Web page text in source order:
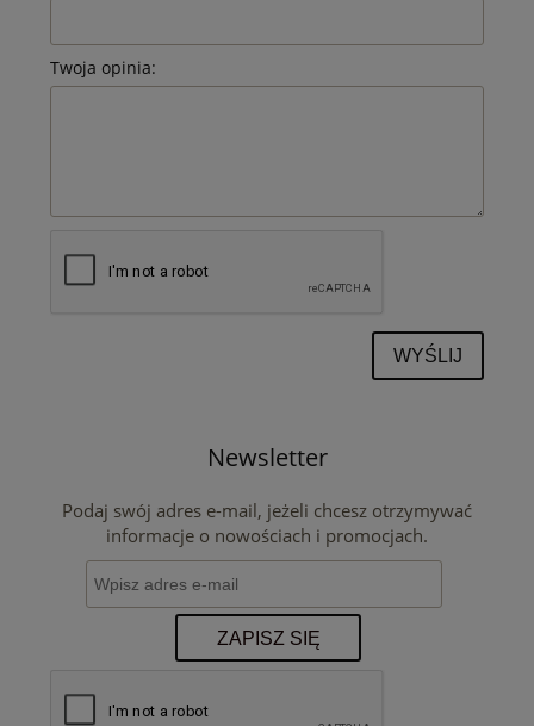
Twoja opinia:
WYŚLIJ
Newsletter
Podaj swój adres e-mail, jeżeli chcesz otrzymywać
informacje o nowościach i promocjach.
ZAPISZ SIĘ